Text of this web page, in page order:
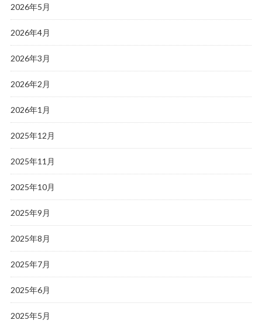
2026年5月
2026年4月
2026年3月
2026年2月
2026年1月
2025年12月
2025年11月
2025年10月
2025年9月
2025年8月
2025年7月
2025年6月
2025年5月